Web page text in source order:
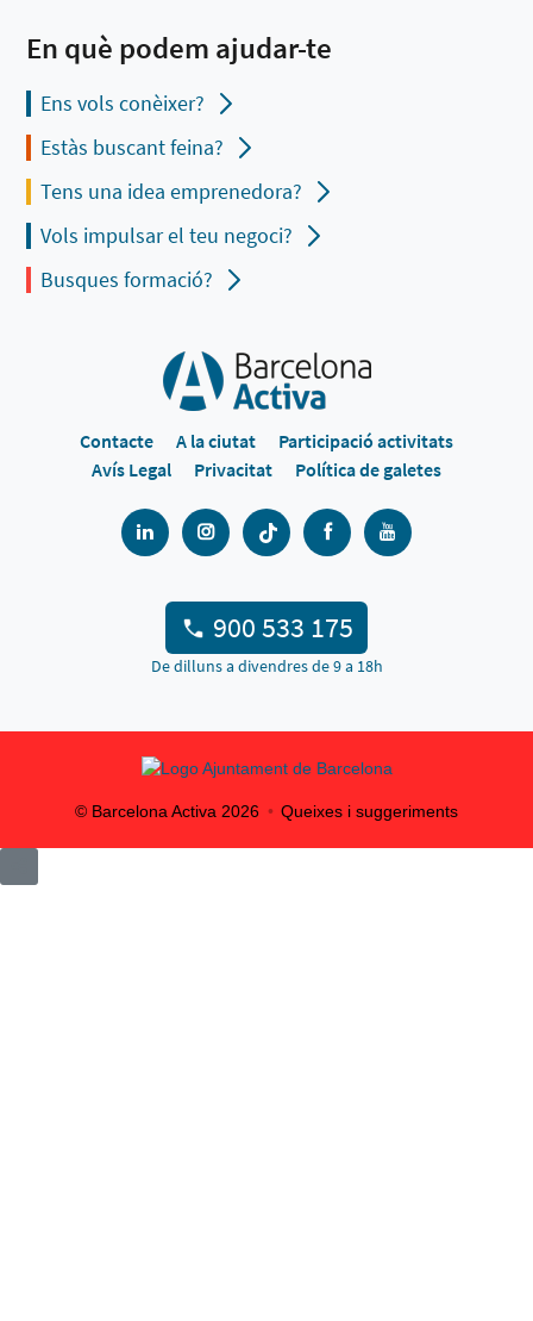
En què podem ajudar-te
Ens vols conèixer?
Estàs buscant feina?
Tens una idea emprenedora?
Vols impulsar el teu negoci?
Busques formació?
Contacte A la ciutat
Participació activitats
Avís Legal
Privacitat Política de galetes
900 533 175
De dilluns a divendres de 9 a 18h
© Barcelona Activa 2026 Queixes i suggeriments